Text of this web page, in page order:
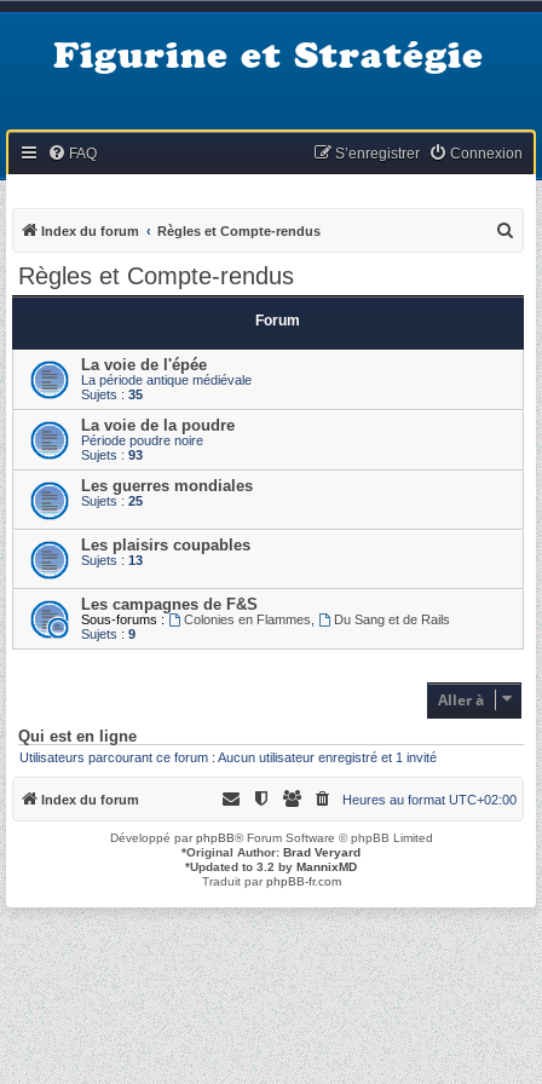
Figurine et Stratégie
FAQ Connexion
S’enregistrer
Index du forum Règles et Compte-rendus
Règles et Compte-rendus
Forum
La voie de l'épée
La période antique médiévale
Sujets : 35
La voie de la poudre
Période poudre noire
Sujets : 93
Les guerres mondiales
Sujets : 25
Les plaisirs coupables
Sujets : 13
Les campagnes de F&S
Sous-forums : Colonies en Flammes
Du Sang et de Rails
Sujets : 9
Aller à
Qui est en ligne
Utilisateurs parcourant ce forum : Aucun utilisateur enregistré et 1 invité
Index du forum Heures au format UTC+02:00
Développé parphpBB® Forum Software © phpBB Limited
*Original Author: Brad Veryard
*Updated to 3.2 by MannixMD
Traduit parphpBB-fr.com